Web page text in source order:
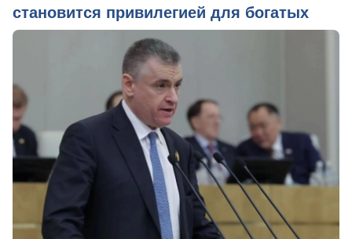
становится привилегией для богатых